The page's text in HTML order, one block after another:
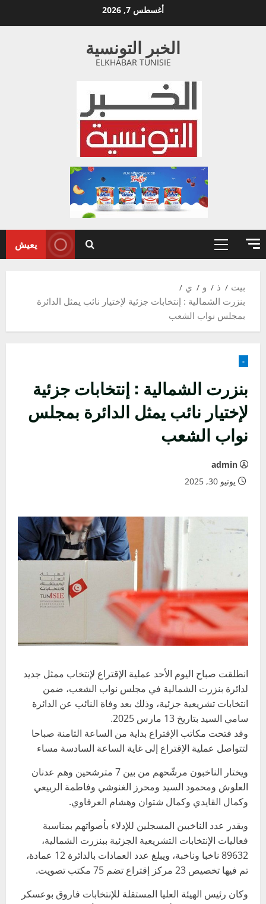
أغسطس 7, 2026
الخبر التونسية
ELKHABAR TUNISIE
القائمة
يعيش
بيت ذ و
ي
بنزرت الشمالية : إنتخابات جزئية لإختيار نائب يمثل الدائرة
بمجلس نواب الشعب
-
بنزرت الشمالية : إنتخابات جزئية
لإختيار نائب يمثل الدائرة بمجلس
نواب الشعب
admin
يونيو 30, 2025
انطلقت صباح اليوم الأحد عملية الإقتراع لإنتخاب ممثل جديد
لدائرة بنزرت الشمالية في مجلس نواب الشعب، ضمن
انتخابات تشريعية جزئية، وذلك بعد وفاة النائب عن الدائرة
سامي السيد بتاريخ 13 مارس 2025.
وقد فتحت مكاتب الإقتراع بداية من الساعة الثامنة صباحا
لتتواصل عملية الإقتراع إلى غاية الساعة السادسة مساء
ويختار الناخبون مرشّحهم من بين 7 مترشحين وهم عدنان
العلوش ومحمود السيد ومحرز الغنوشي وفاطمة الربيعي
وكمال القايدي وكمال شتوان وهشام العرفاوي.
ويقدر عدد الناخبين المسجلين للإدلاء بأصواتهم بمناسبة
فعاليات الإنتخابات التشريعية الجزئية ببنزرت الشمالية،
89632 ناخبا وناخبة، ويبلغ عدد العمادات بالدائرة 12 عمادة،
تم فيها تخصيص 23 مركز إقتراع تضم 75 مكتب تصويت.
وكان رئيس الهيئة العليا المستقلة للإنتخابات فاروق بوعسكر